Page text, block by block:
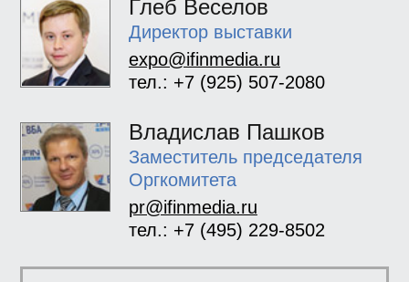
Глеб Веселов
Директор выставки
expo@ifinmedia.ru
тел.: +7 (925) 507-2080
Владислав Пашков
Заместитель председателя
Оргкомитета
pr@ifinmedia.ru
тел.: +7 (495) 229-8502